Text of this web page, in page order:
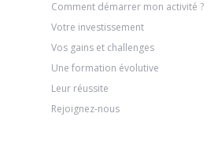
Comment démarrer mon activité ?
Votre investissement
Vos gains et challenges
Une formation évolutive
Leur réussite
Rejoignez-nous